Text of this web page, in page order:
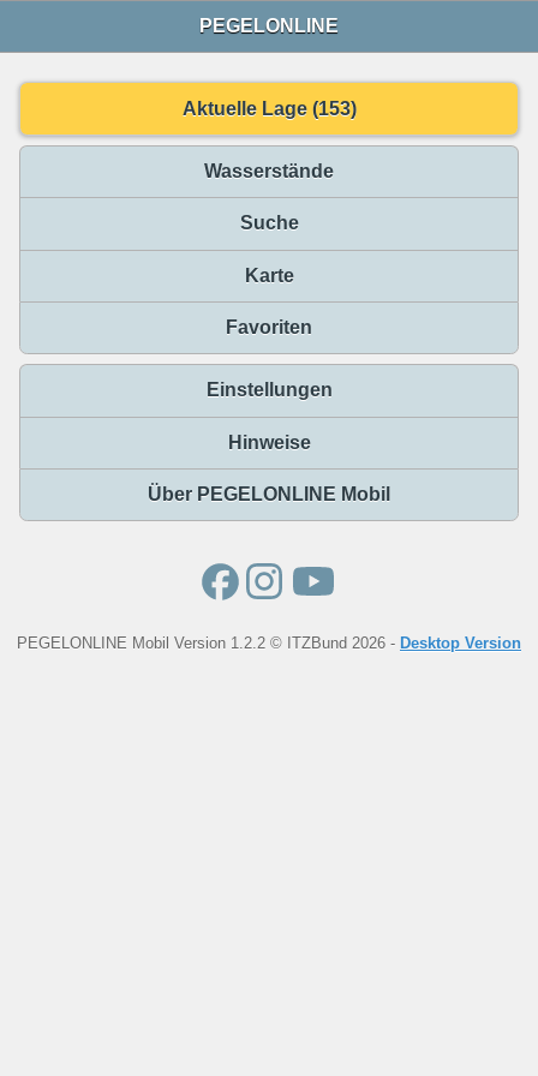
PEGELONLINE
Aktuelle Lage (153)
Wasserstände
Suche
Karte
Favoriten
Einstellungen
Hinweise
Über PEGELONLINE Mobil
PEGELONLINE Mobil Version 1.2.2 © ITZBund 2026 - Desktop Version